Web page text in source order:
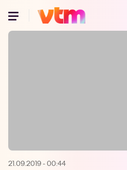
Oeps, browser
21.09.2019 - 00:44